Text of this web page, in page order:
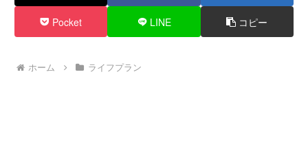
Pocket LINE コピー
ホーム ライフプラン